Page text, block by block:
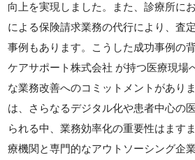
向上を実現しました。また、診療所に
による保険請求業務の代行により、査
事例もあります。こうした成功事例の
ケアサポート株式会社 が持つ医療現場
な業務改善へのコミットメントがあり
は、さらなるデジタル化や患者中心の
られる中、業務効率化の重要性はます
療機関と専門的なアウトソーシング企